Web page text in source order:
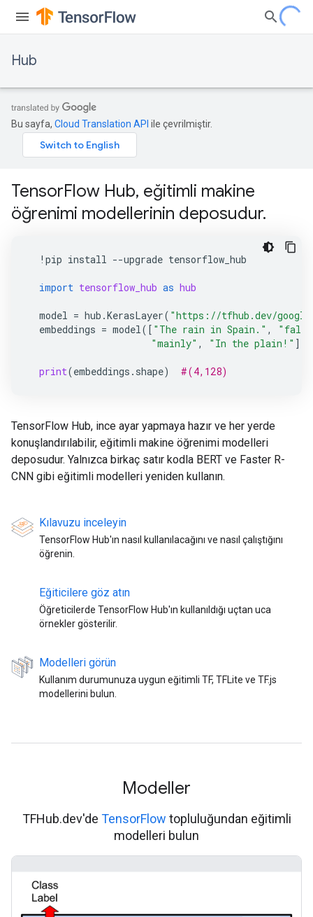
Hub
Bu sayfa, Cloud Translation API ile çevrilmiştir.
TensorFlow Hub, eğitimli makine
öğrenimi modellerinin deposudur.
! pip install --upgrade tensorflow_hub
import tensorflow_hub as hub
model = hub .KerasLayer( "https://tfhub.dev/
embeddings = model([ "The rain in Spain." ,
"mainly" , "In the plain!" ])
print(embeddings . shape) #(4,128)
TensorFlow Hub, ince ayar yapmaya hazır ve her yerde
konuşlandırılabilir, eğitimli makine öğrenimi modelleri
deposudur. Yalnızca birkaç satır kodla BERT ve Faster R-
CNN gibi eğitimli modelleri yeniden kullanın.
Kılavuzu inceleyin
TensorFlow Hub'ın nasıl kullanılacağını ve nasıl çalıştığını
öğrenin.
Eğiticilere göz atın
Öğreticilerde TensorFlow Hub'ın kullanıldığı uçtan uca
örnekler gösterilir.
Modelleri görün
Kullanım durumunuza uygun eğitimli TF, TFLite ve TF.js
modellerini bulun.
Modeller
TFHub.dev'de TensorFlow topluluğundan eğitimli
modelleri bulun